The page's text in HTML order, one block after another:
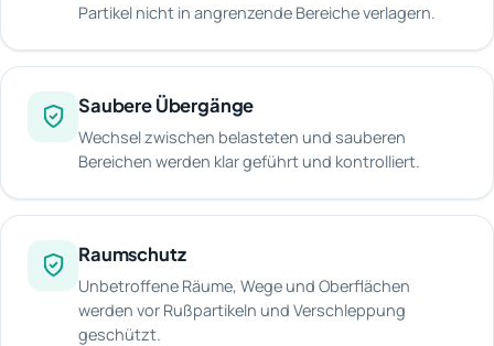
Partikel nicht in angrenzende Bereiche verlagern.
Saubere Übergänge
Wechsel zwischen belasteten und sauberen
Bereichen werden klar geführt und kontrolliert.
Raumschutz
Unbetroffene Räume, Wege und Oberflächen
werden vor Rußpartikeln und Verschleppung
geschützt.